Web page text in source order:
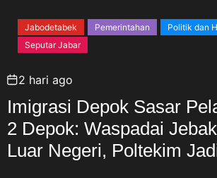
Jabodetabek Pemerintahan
Politik dan
Seputar Jabar
2 hari ago
Imigrasi Depok Sasar
2 Depok: Waspadai
Luar Negeri, Poltekim